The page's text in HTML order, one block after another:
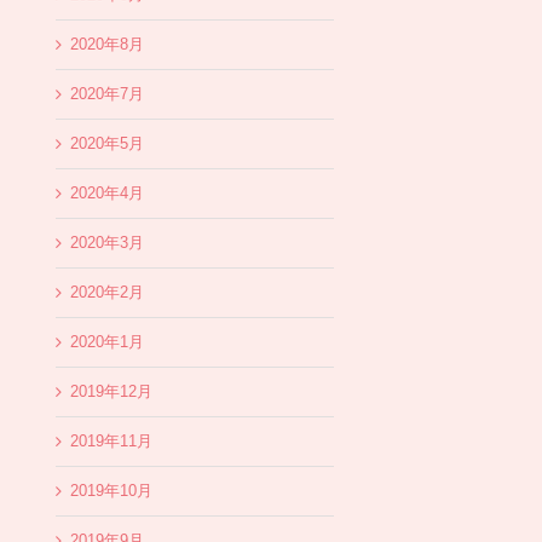
2020年8月
2020年7月
2020年5月
2020年4月
2020年3月
2020年2月
2020年1月
2019年12月
2019年11月
2019年10月